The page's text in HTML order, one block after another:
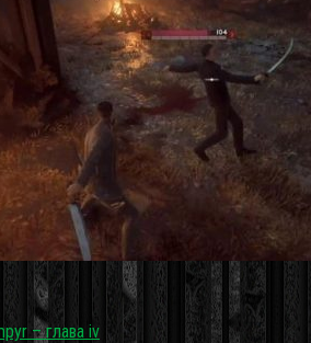
– глава iv